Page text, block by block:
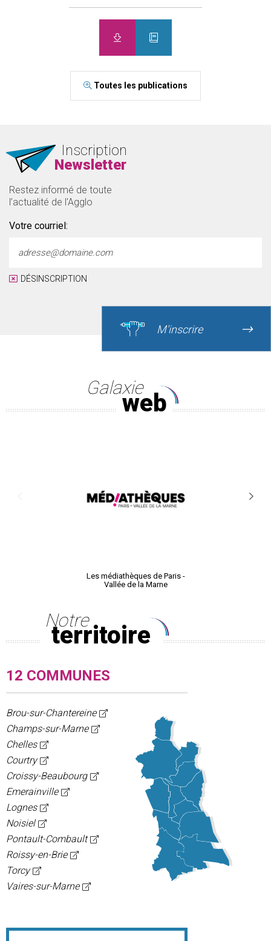
Toutes les publications
Inscription
Newsletter
Restez informé de toute
l’actualité de l'Agglo
Votre courriel:
DÉSINSCRIPTION
M'inscrire
Galaxie
web
Les médiathèques de Paris -
Vallée de la Marne
Notre
territoire
12 COMMUNES
Brou-sur-Chantereine
Champs-sur-Marne
Chelles
Courtry
Croissy-Beaubourg
Emerainville
Lognes
Noisiel
Pontault-Combault
Roissy-en-Brie
Torcy
Vaires-sur-Marne